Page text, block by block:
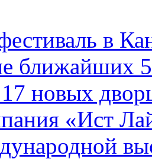
в
ближайших
новых
«Ист